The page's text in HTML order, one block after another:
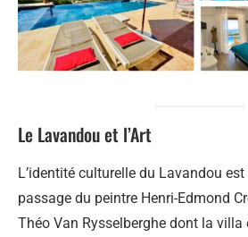
Le Lavandou et l’Art
L’identité culturelle du Lavandou
passage du peintre Henri-Edmond
Théo Van Rysselberghe dont la